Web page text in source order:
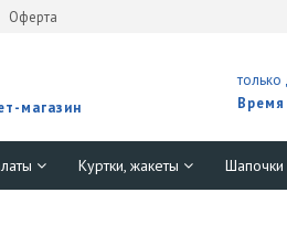
Оферта
магазин
только
Куртки, жакеты Шапочки